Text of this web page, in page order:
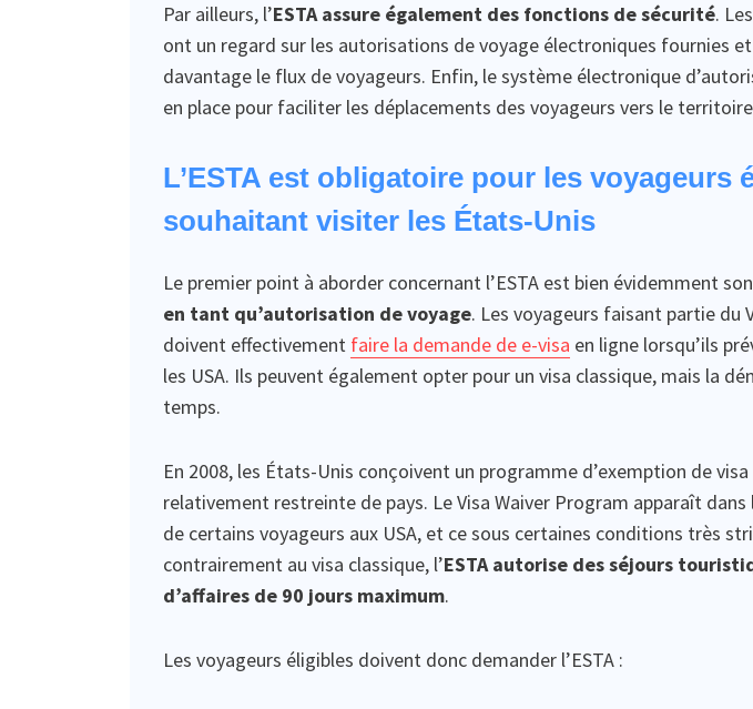
Par ailleurs, l’ESTA assure également des fonctions de sécurité.
ont un regard sur les autorisations de voyage électroniques fournies
davantage le flux de voyageurs. Enfin, le système électronique
en place pour faciliter les déplacements des voyageurs vers le
L’ESTA est obligatoire pour les voyageurs
souhaitant visiter les États-Unis
Le premier point à aborder concernant l’ESTA est bien évidemment
en tant qu’autorisation de voyage. Les voyageurs faisant partie du
doivent effectivement faire la demande de e-visa en ligne lorsqu’ils
les USA. Ils peuvent également opter pour un visa classique, mais la
temps.
En 2008, les États-Unis conçoivent un programme d’exemption de
relativement restreinte de pays. Le Visa Waiver Program apparaît
de certains voyageurs aux USA, et ce sous certaines conditions très
contrairement au visa classique, l’ESTA autorise des séjours
d’affaires de 90 jours maximum.
Les voyageurs éligibles doivent donc demander l’ESTA :